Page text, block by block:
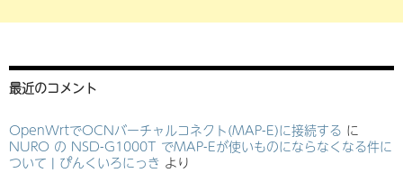
最近のコメント
OpenWrtでOCNバーチャルコネクト(MAP-E)に接続する に
NURO の NSD-G1000T でMAP-Eが使いものにならなくなる件に
ついて | ぴんくいろにっき より